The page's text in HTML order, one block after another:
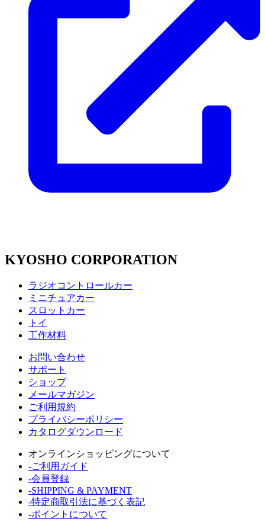
KYOSHO CORPORATION
ラジオコントロールカー
ミニチュアカー
スロットカー
トイ
工作材料
お問い合わせ
サポート
ショップ
メールマガジン
ご利用規約
プライバシーポリシー
カタログダウンロード
オンラインショッピングについて
-ご利用ガイド
-会員登録
-SHIPPING & PAYMENT
-特定商取引法に基づく表記
-ポイントについて